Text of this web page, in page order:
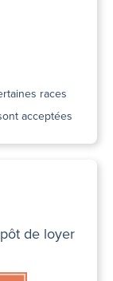
races
acceptées
de loyer